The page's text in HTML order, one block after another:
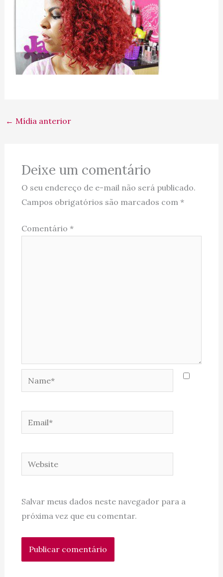
← Mídia anterior
Deixe um comentário
O seu endereço de e-mail não será publicado.
Campos obrigatórios são marcados com *
Comentário *
Name*
Email*
Website
Salvar meus dados neste navegador para a
próxima vez que eu comentar.